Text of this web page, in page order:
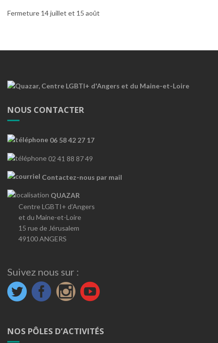
Fermeture 14 juillet et 15 août
NOUS CONTACTER
06 58 42 27 17
02 41 88 87 49
Contactez-nous par mail
QUAZAR
Centre LGBTI+ d’Angers
et du Maine-et-Loire
15 rue de Jérusalem
49100 ANGERS
Suivez nous sur :
NOS PÔLES D’ACTIVITÉS